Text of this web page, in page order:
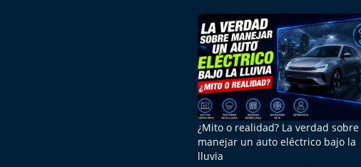
¿Mito o realidad? La verdad sobre
manejar un auto eléctrico bajo la
lluvia